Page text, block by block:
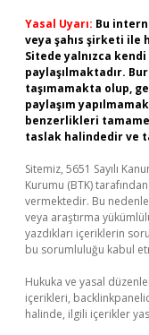
Yasal Uyarı: Bu
veya şahıs şirketi ile
Sitede yalnızca kendi
paylaşılmaktadır.
taşımamakta olup,
paylaşım
benzerlikleri
taslak halindedir ve
Sitemiz, 5651 Sayılı
Kurumu (BTK)
vermektedir. Bu
veya araştırma
yazdıkları içeriklerin
bu sorumluluğu kabul
Hukuka ve yasal
içerikleri,
halinde, ilgili içerikler